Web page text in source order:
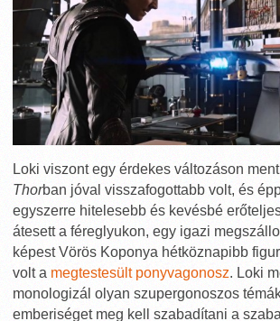
Loki viszont egy érdekes változáson
Thorban jóval visszafogottabb volt, és
egyszerre hitelesebb és kevésbé
átesett a féreglyukon, egy igazi
képest Vörös Koponya hétköznapibb
volt a megtestesült ponyvagonosz. Loki
monologizál olyan szupergonoszos
emberiséget meg kell szabadítani a